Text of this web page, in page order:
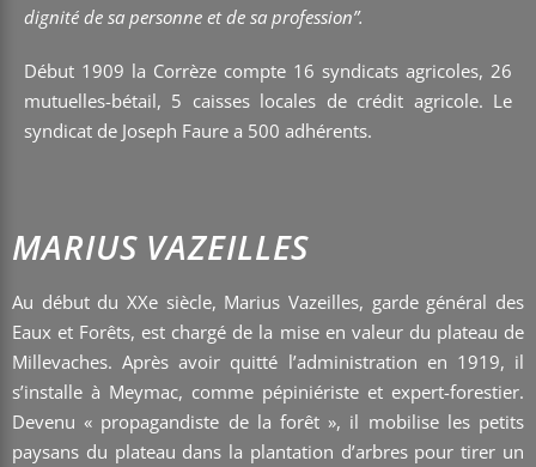
dignité de sa personne et de sa profession”.
Début 1909 la Corrèze compte 16 syndicats agricoles, 26
mutuelles-bétail, 5 caisses locales de crédit agricole. Le
syndicat de Joseph Faure a 500 adhérents.
MARIUS VAZEILLES
Au début du XXe siècle, Marius Vazeilles, garde général des
Eaux et Forêts, est chargé de la mise en valeur du plateau de
Millevaches. Après avoir quitté l’administration en 1919, il
s’installe à Meymac, comme pépiniériste et expert-forestier.
Devenu « propagandiste de la forêt », il mobilise les petits
paysans du plateau dans la plantation d’arbres pour tirer un